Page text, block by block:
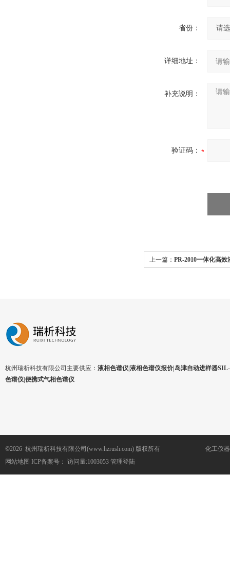
省份：
详细地址：
补充说明：
验证码：
上一篇： PR-2010一体化高效
杭州瑞析科技有限公司主要供应： 液相色谱仪|液相色谱仪报价|岛津自动进样器
色谱仪|便携式气相色谱仪
©2026 杭州瑞析科技有限公司(www.hzrush.com) 版权所有
网站地图 ICP备案号： 访问量:1003053 管理登陆
化工仪